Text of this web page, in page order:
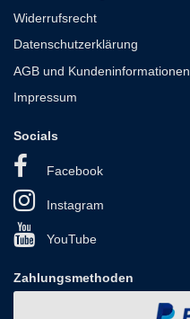
Widerrufsrecht
Datenschutzerklärung
AGB und Kundeninformationen
Impressum
Socials
Facebook
Instagram
YouTube
Zahlungsmethoden